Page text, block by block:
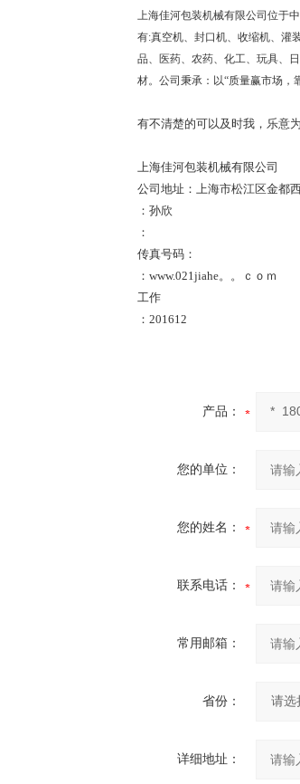
上海佳河包装机械有限公司位于
有:真空机、封口机、收缩机、灌
品、医药、农药、化工、玩具、
材。公司秉承：以“质量赢市场，
有不清楚的可以及时我，乐意
上海佳河包装机械有限公司
公司地址：上海市松江区金都
：孙欣
：
传真号码：
：www.021jiahe。。ｃｏｍ
工作
：201612
产品：
您的单位：
您的姓名：
联系电话：
常用邮箱：
省份：
详细地址：